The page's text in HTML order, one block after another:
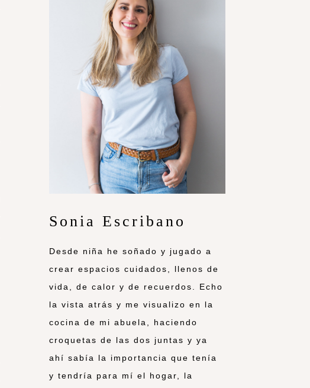
Sonia Escribano
Desde niña he soñado y jugado a
crear espacios cuidados, llenos de
vida, de calor y de recuerdos. Echo
la vista atrás y me visualizo en la
cocina de mi abuela, haciendo
croquetas de las dos juntas y ya
ahí sabía la importancia que tenía
y tendría para mí el hogar, la